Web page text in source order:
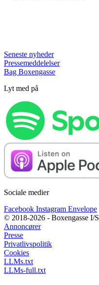
Seneste nyheder
Pressemeddelelser
Bag Boxengasse
Lyt med på
Sociale medier
Facebook Instagram Envelope
© 2018-2026 - Boxengasse I/S
Annoncører
Presse
Privatlivspolitik
Cookies
LLMs.txt
LLMs-full.txt